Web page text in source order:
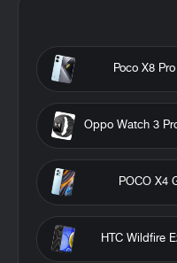
Poco X8
Oppo Watch 3
POCO X4
HTC Wildfire